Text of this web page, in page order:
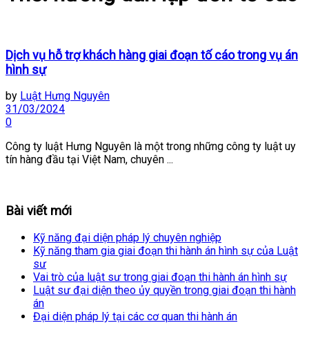
Dịch vụ hỗ trợ khách hàng giai đoạn tố cáo trong vụ án
hình sự
by Luật Hưng Nguyên
31/03/2024
0
Công ty luật Hưng Nguyên là một trong những công ty luật uy
tín hàng đầu tại Việt Nam, chuyên ...
Bài viết mới
Kỹ năng đại diện pháp lý chuyên nghiệp
Kỹ năng tham gia giai đoạn thi hành án hình sự của Luật
sư
Vai trò của luật sư trong giai đoạn thi hành án hình sự
Luật sư đại diện theo ủy quyền trong giai đoạn thi hành
án
Đại diện pháp lý tại các cơ quan thi hành án